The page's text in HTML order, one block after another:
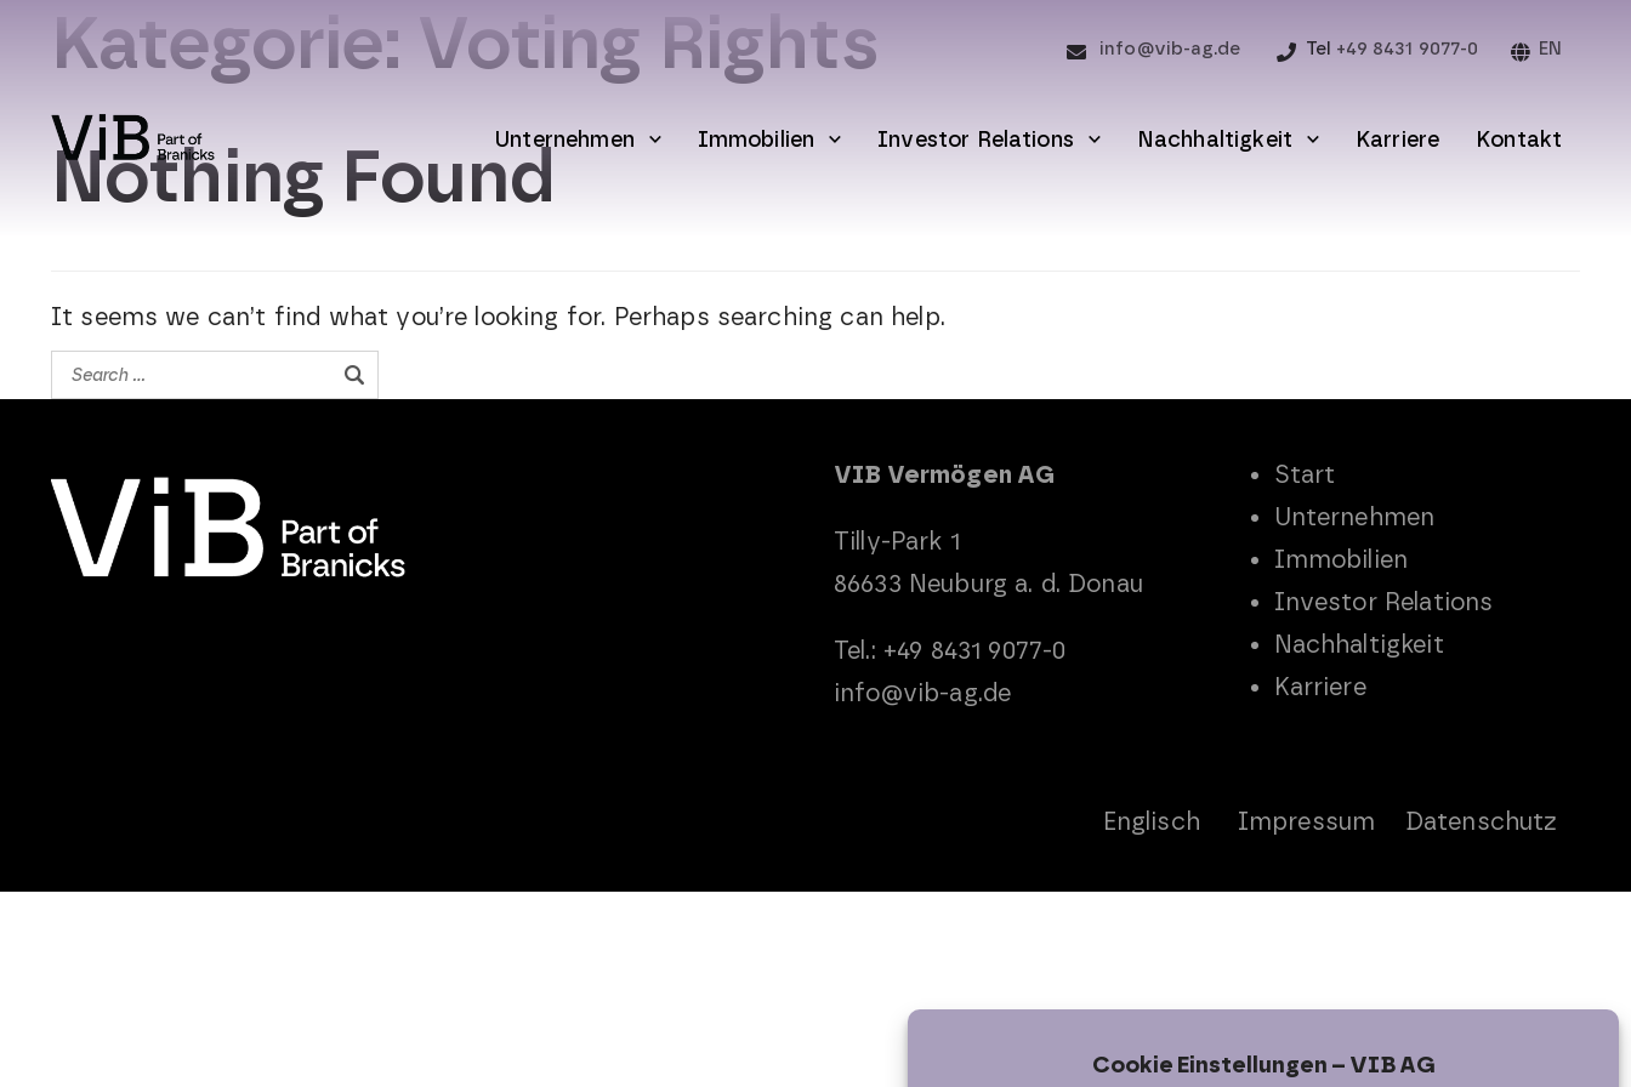
info@vib-ag.de Tel +49 8431 9077-0 EN
Unternehmen Immobilien Investor Relations Nachhaltigkeit Karriere Kontakt
Kategorie:Voting Rights
Nothing Found
It seems we can’t find what you’re looking for. Perhaps searching can help.
VIB Vermögen AG
Tilly-Park 1
86633 Neuburg a. d. Donau
Tel.: +49 8431 9077-0
info@vib-ag.de
Start
Unternehmen
Immobilien
Investor Relations
Nachhaltigkeit
Karriere
Englisch Impressum Datenschutz